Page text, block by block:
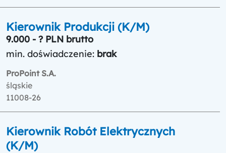
Kierownik Produkcji (K/M)
9.000 - ? PLN brutto
min. doświadczenie: brak
ProPoint S.A.
śląskie
11008-26
Kierownik Robót Elektrycznych
(K/M)